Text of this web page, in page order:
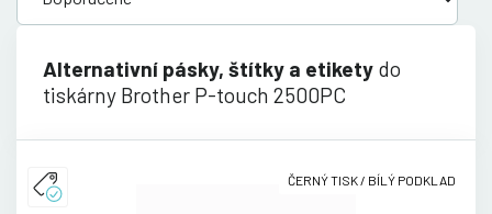
Alternativní pásky, štítky a etikety do
tiskárny Brother P-touch 2500PC
ČERNÝ TISK / BÍLÝ PODKLAD